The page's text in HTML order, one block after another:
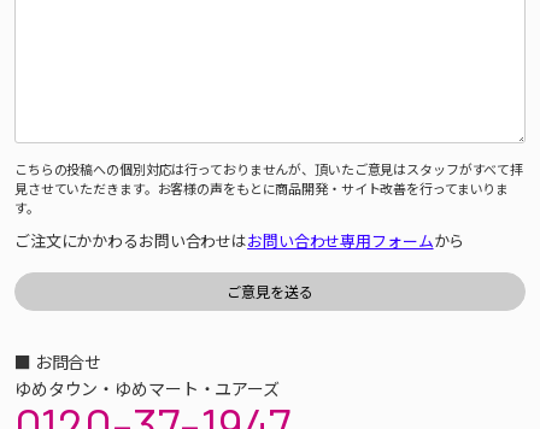
こちらの投稿への個別対応は行っておりませんが、頂いたご意見はスタッフがすべて拝
見させていただきます。お客様の声をもとに商品開発・サイト改善を行ってまいりま
す。
ご注文にかかわるお問い合わせはお問い合わせ専用フォームから
■ お問合せ
ゆめタウン・ゆめマート・ユアーズ